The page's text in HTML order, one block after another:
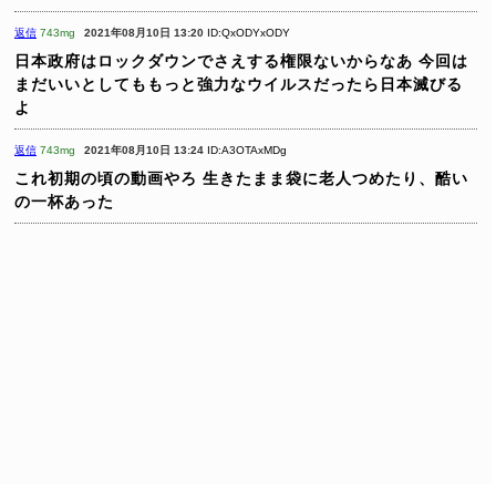
返信 743mg 2021年08月10日 13:20 ID:QxODYxODY
日本政府はロックダウンでさえする権限ないからなあ 今回は
まだいいとしてももっと強力なウイルスだったら日本滅びる
よ
返信 743mg 2021年08月10日 13:24 ID:A3OTAxMDg
これ初期の頃の動画やろ 生きたまま袋に老人つめたり、酷い
の一杯あった